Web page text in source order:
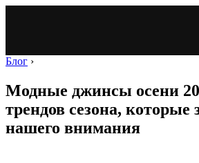
Блог ›
Модные джинсы осени
трендов сезона, которые
нашего внимания